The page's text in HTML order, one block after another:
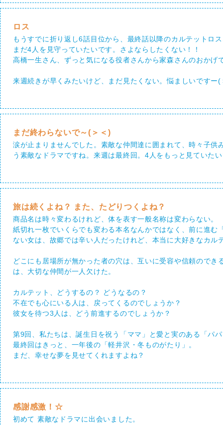
ロス
もうすでに折り返し6話目位から、最終話以降のカルテットロ
まだ4人を見守っていたいです。さよならしたくない！！
高橋一生さん、ずっと気になる役者さんから家森さんのおか
来週続きが早くみたいけど、まだ見たくない。悩ましいですー(
まだ終わらないで～(＞＜)
涙が止まりませんでした。素敵な仲間達に囲まれて、時々子
う素敵なドラマですね。来週は最終回。4人をもっと見ていた
旅は続くよね？ また、たどりつくよね？
商品名は時々変わるけれど、体を表す一般名称は変わらない。
紙切れ一枚でいくらでも変わる本名なんかではなく、前に進
ない女は、故郷では辛い人だったけれど、本当に大好きなカ
どこにも居場所が無かった者の穴は、互いに受容や信頼ので
は、大切な仲間が一人欠けた。
カルテット、どうするの？ どうなるの？
不在でも心にいる人は、戻ってくるのでしょうか？
彼女を待つ3人は、どう前進するのでしょうか？
第9回、私たちは、誕生日を祝う「ママ」と愛と実のある「パ
最終回はきっと、一年後の「軽井沢・冬ものがたり」。
まだ、幸せな夢を見せてくれますよね？
感謝感激！☆
初めて 素敵なドラマに出会いました。